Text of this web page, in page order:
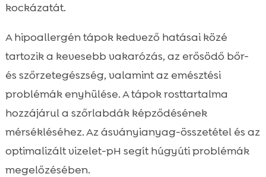
kockázatát.
A hipoallergén tápok kedvező hatásai közé
tartozik a kevesebb vakarózás, az erősödő bőr-
és szőrzetegészség, valamint az emésztési
problémák enyhülése. A tápok rosttartalma
hozzájárul a szőrlabdák képződésének
mérsékléséhez. Az ásványianyag-összetétel és az
optimalizált vizelet-pH segít húgyúti problémák
megelőzésében.